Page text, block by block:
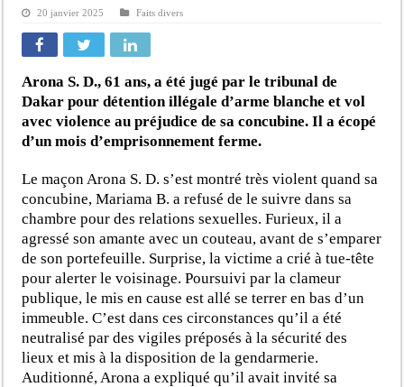
20 janvier 2025 Faits divers
Arona S. D., 61 ans, a été jugé par le tribunal de
Dakar pour détention illégale d’arme blanche et vol
avec violence au préjudice de sa concubine. Il a écopé
d’un mois d’emprisonnement ferme.
Le maçon Arona S. D. s’est montré très violent quand sa
concubine, Mariama B. a refusé de le suivre dans sa
chambre pour des relations sexuelles. Furieux, il a
agressé son amante avec un couteau, avant de s’emparer
de son portefeuille. Surprise, la victime a crié à tue-tête
pour alerter le voisinage. Poursuivi par la clameur
publique, le mis en cause est allé se terrer en bas d’un
immeuble. C’est dans ces circonstances qu’il a été
neutralisé par des vigiles préposés à la sécurité des
lieux et mis à la disposition de la gendarmerie.
Auditionné, Arona a expliqué qu’il avait invité sa